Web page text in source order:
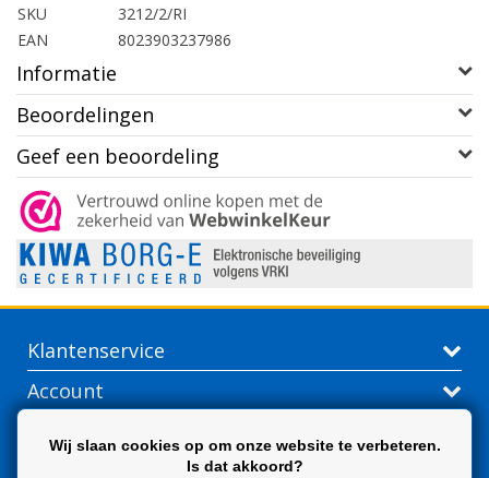
SKU
3212/2/RI
EAN
8023903237986
Informatie
Beoordelingen
Geef een beoordeling
Klantenservice
Account
Wij slaan cookies op om onze website te verbeteren.
Is dat akkoord?